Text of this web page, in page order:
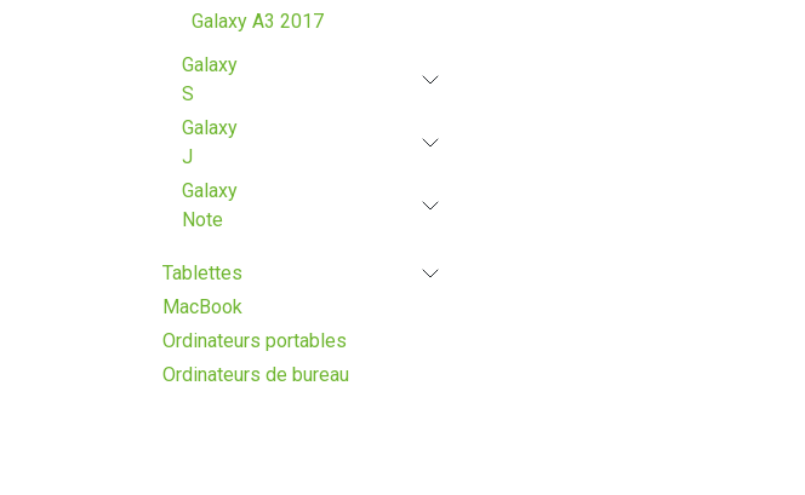
Galaxy A3 2017
Galaxy
S
Galaxy
J
Galaxy
Note
Tablettes
MacBook
Ordinateurs portables
Ordinateurs de bureau